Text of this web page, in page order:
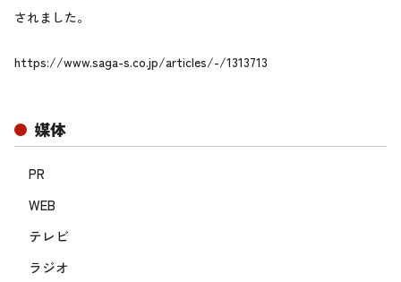
媒体
PR
WEB
テレビ
ラジオ
されました。
https://www.saga-s.co.jp/articles/-/1313713